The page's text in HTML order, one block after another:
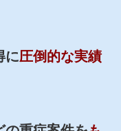
に圧倒的な実績